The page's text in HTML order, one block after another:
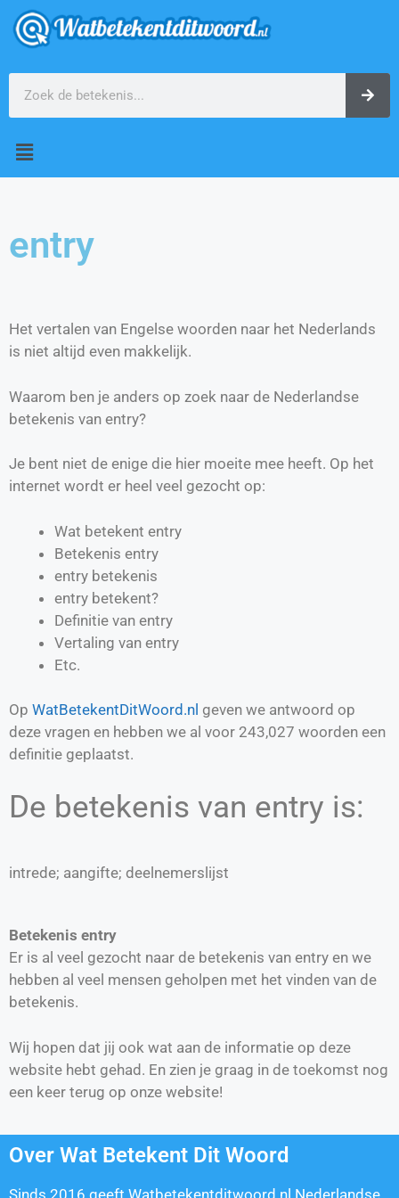
entry
Het vertalen van Engelse woorden naar het Nederlands
is niet altijd even makkelijk.
Waarom ben je anders op zoek naar de Nederlandse
betekenis van entry?
Je bent niet de enige die hier moeite mee heeft. Op het
internet wordt er heel veel gezocht op:
Wat betekent entry
Betekenis entry
entry betekenis
entry betekent?
Definitie van entry
Vertaling van entry
Etc.
Op WatBetekentDitWoord.nl geven we antwoord op
deze vragen en hebben we al voor 243,027 woorden een
definitie geplaatst.
De betekenis van entry is:
intrede; aangifte; deelnemerslijst
Betekenis entry
Er is al veel gezocht naar de betekenis van entry en we
hebben al veel mensen geholpen met het vinden van de
betekenis.
Wij hopen dat jij ook wat aan de informatie op deze
website hebt gehad. En zien je graag in de toekomst nog
een keer terug op onze website!
Over Wat Betekent Dit Woord